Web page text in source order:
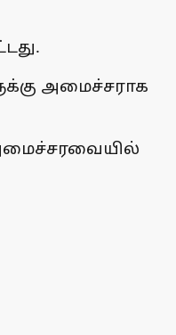
அமைச்சராக